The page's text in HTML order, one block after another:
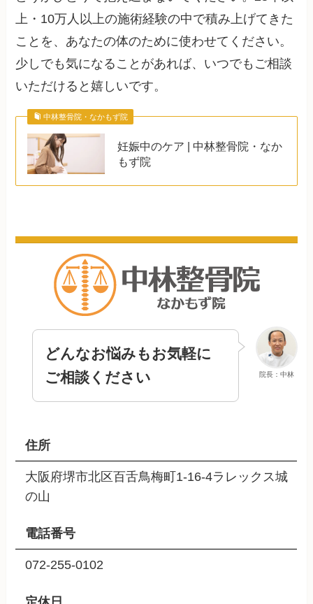
上・10万人以上の施術経験の中で積み上げてきた
ことを、あなたの体のために使わせてください。
少しでも気になることがあれば、いつでもご相談
いただけると嬉しいです。
中林整骨院・なかもず院
妊娠中のケア | 中林整骨院・なか
もず院
院長：中林
どんなお悩みもお気軽に
ご相談ください
住所
大阪府堺市北区百舌鳥梅町1-16-4ラレックス城
の山
電話番号
072-255-0102